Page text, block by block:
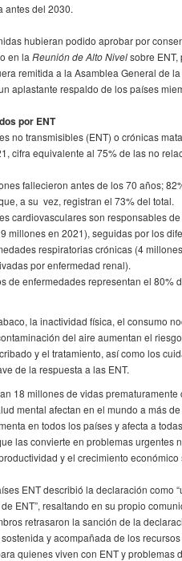
antes del 2030.
hubieran podido aprobar por
en la Reunión de Alto Nivelsobre
remitida a la Asamblea General de
aplastante respaldo de los países
por ENT
no transmisibles (ENT) o crónicas
cifra equivalente al 75% de las no
fallecieron antes de los 70 años;
a su vez, registran el 73% del total.
cardiovasculares son responsables
millones en 2021), seguidas por los
respiratorias crónicas (4
por enfermedad renal).
de enfermedades representan el 80%
la inactividad física, el consumo
del aire aumentan el
y el tratamiento, así como los
de la respuesta a las ENT.
18 millones de vidas
mental afectan en el mundo a más
en todos los países y afecta a
las convierte en problemas urgentes
y el crecimiento económico
ENT describió la declaración como
ENT”, resaltando en su propio
retrasaron la sanción de la
y acompañada de los
quienes viven con ENT y